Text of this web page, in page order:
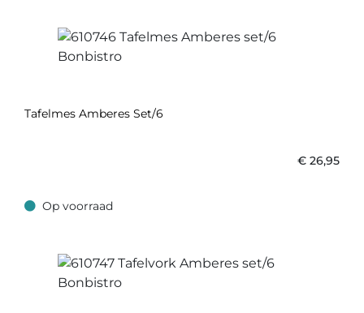
Tafelmes Amberes Set/6
€ 26,95
Op voorraad
Op voorraad